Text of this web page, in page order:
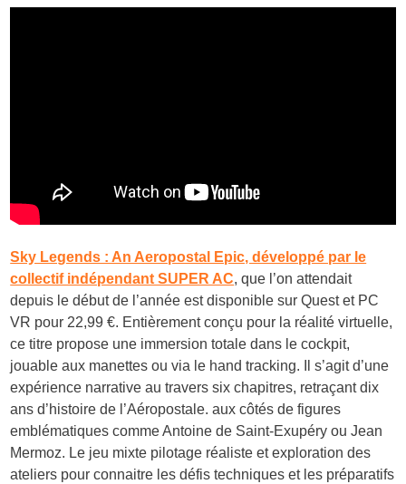
Sky Legends : An Aeropostal Epic, développé par le
collectif indépendant SUPER AC, que l’on attendait
depuis le début de l’année est disponible sur Quest et PC
VR pour 22,99 €. Entièrement conçu pour la réalité virtuelle,
ce titre propose une immersion totale dans le cockpit,
jouable aux manettes ou via le hand tracking. Il s’agit d’une
expérience narrative au travers six chapitres, retraçant dix
ans d’histoire de l’Aéropostale. aux côtés de figures
emblématiques comme Antoine de Saint-Exupéry ou Jean
Mermoz. Le jeu mixte pilotage réaliste et exploration des
ateliers pour connaitre les défis techniques et les préparatifs